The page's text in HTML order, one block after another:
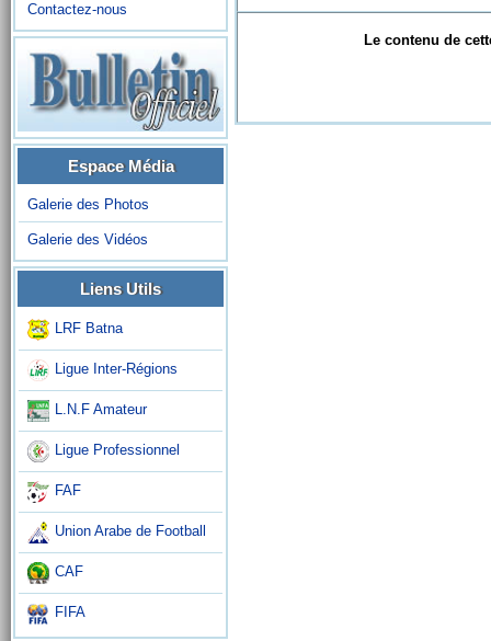
Contactez-nous
Espace Média
Galerie des Photos
Galerie des Vidéos
Liens Utils
LRF Batna
Ligue Inter-Régions
L.N.F Amateur
Ligue Professionnel
FAF
Union Arabe de Football
CAF
FIFA
Le contenu de